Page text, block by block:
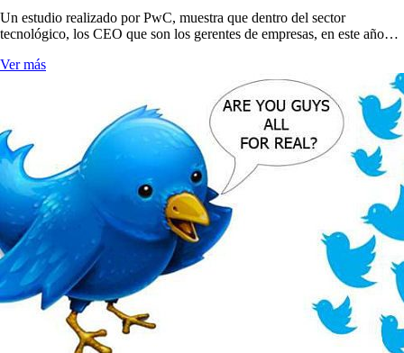
Un estudio realizado por PwC, muestra que dentro del sector
tecnológico, los CEO que son los gerentes de empresas, en este año…
Ver más